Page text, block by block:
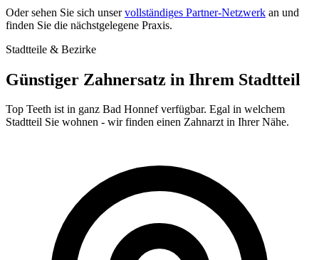
Oder sehen Sie sich unservollständiges Partner-Netzwerk an und
finden Sie die nächstgelegene Praxis.
Stadtteile & Bezirke
Günstiger Zahnersatz in Ihrem Stadtteil
Top Teeth ist in ganz Bad Honnefverfügbar. Egal in welchem
Stadtteil Sie wohnen - wir finden einen Zahnarzt in Ihrer Nähe.